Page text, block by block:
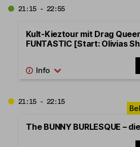
21:15 - 22:55
Kult-Kieztour mit Drag
FUNTASTIC [Start: Olivias
21:15 - 22:15
The BUNNY BURLESQUE –